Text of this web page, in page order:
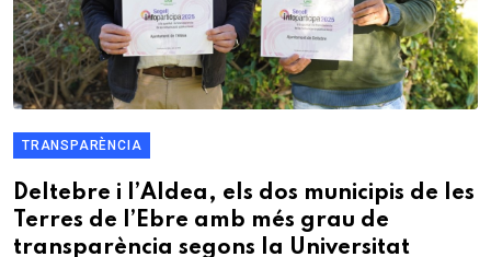
TRANSPARÈNCIA
Deltebre i l’Aldea, els dos municipis de les
Terres de l’Ebre amb més grau de
transparència segons la Universitat